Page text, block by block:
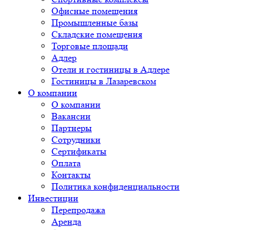
Офисные помещения
Промышленные базы
Складские помещения
Торговые площади
Адлер
Отели и гостиницы в Адлере
Гостиницы в Лазаревском
О компании
О компании
Вакансии
Партнеры
Сотрудники
Сертификаты
Оплата
Контакты
Политика конфиденциальности
Инвестиции
Перепродажа
Аренда